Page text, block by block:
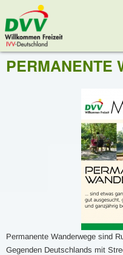
PERMANENTE
Permanente Wanderwege sind
Gegenden Deutschlands mit